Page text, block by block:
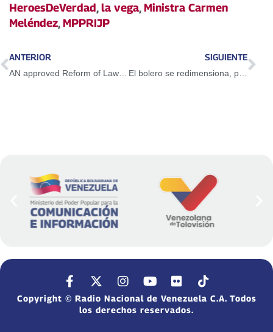
HeroesDeVerdad,la vega, Ministra Carmen
Meléndez, MPPRIJP
ANTERIOR SIGUIENTE
El bolero se redimensiona, porque el amor siempre está allí
Copyright © Radio Nacional de Venezuela C.A. Todos
los derechos reservados.